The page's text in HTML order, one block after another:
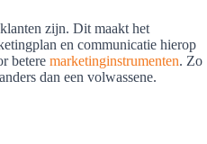
zijn. Dit maakt het
en communicatie hierop
betere marketinginstrumenten. Zo
dan een volwassene.